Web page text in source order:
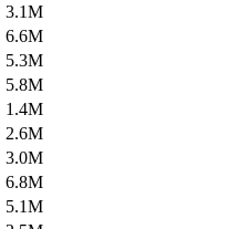
3.1M
6.6M
5.3M
5.8M
1.4M
2.6M
3.0M
6.8M
5.1M